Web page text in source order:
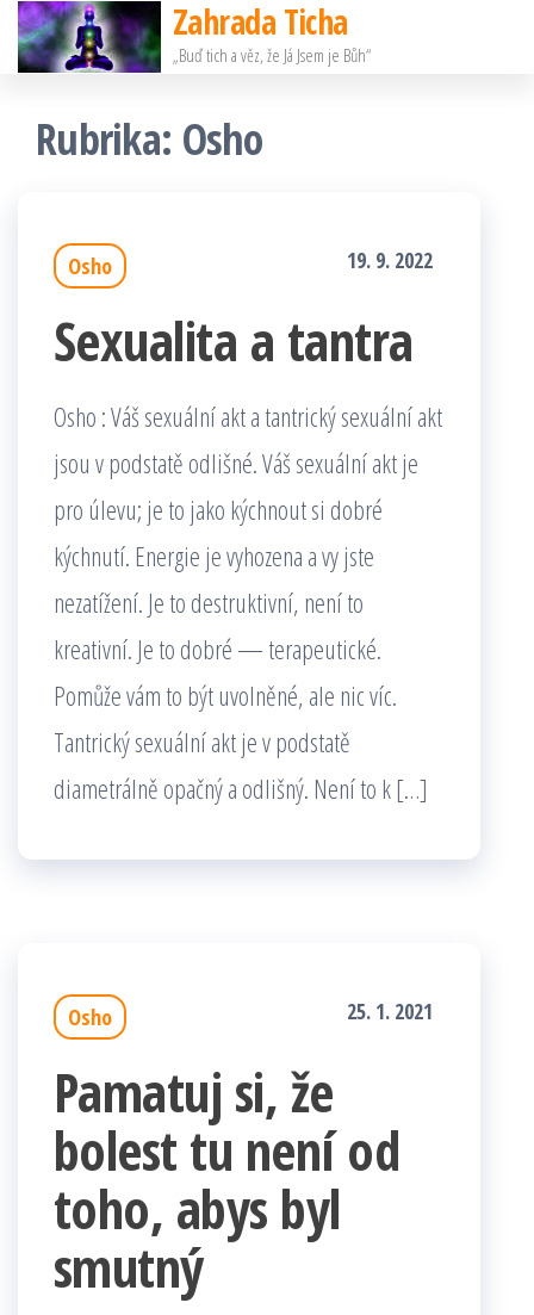
Přeskočit
na
obsah
Zahrada Ticha
„Buď tich a věz, že Já Jsem je Bůh“
Rubrika: Osho
Osho 19. 9. 2022
Sexualita a tantra
Osho : Váš sexuální akt a tantrický sexuální akt
jsou v podstatě odlišné. Váš sexuální akt je
pro úlevu; je to jako kýchnout si dobré
kýchnutí. Energie je vyhozena a vy jste
nezatížení. Je to destruktivní, není to
kreativní. Je to dobré — terapeutické.
Pomůže vám to být uvolněné, ale nic víc.
Tantrický sexuální akt je v podstatě
diametrálně opačný a odlišný. Není to k […]
Osho 25. 1. 2021
Pamatuj si, že
bolest tu není od
toho, abys byl
smutný